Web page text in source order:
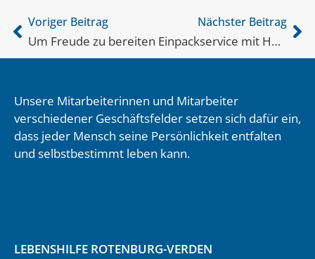
Voriger Beitrag
Um Freude zu bereiten
Nächster Beitrag
Einpackservice mit Herz
Unsere Mitarbeiterinnen und Mitarbeiter
verschiedener Geschäftsfelder setzen sich dafür ein,
dass jeder Mensch seine Persönlichkeit entfalten
und selbstbestimmt leben kann.
LEBENSHILFE ROTENBURG-VERDEN